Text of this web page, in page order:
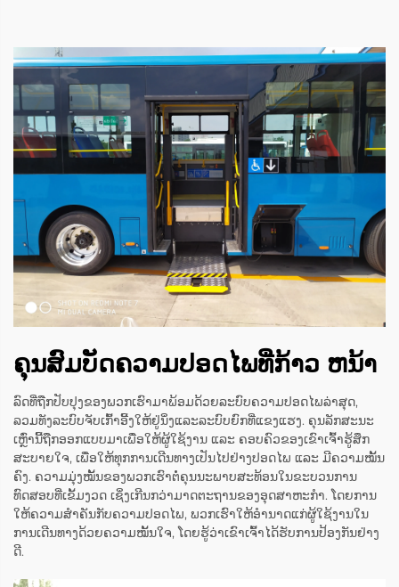
ຄຸນສົມບັດຄວາມປອດໄພທີ່ກ້າວ ຫນ້າ
ລົດທີ່ຖືກປັບປຸງຂອງພວກເຮົາມາພ້ອມດ້ວຍລະບົບຄວາມປອດໄພລ່າສຸດ,
ລວມທັງລະບົບຈັບເກົ້າອີ້ງໃຫ້ຢູ່ນິ່ງແລະລະບົບຍົກທີ່ແຂງແຮງ. ຄຸນລັກສະນະ
ເຫຼົ່ານີ້ຖືກອອກແບບມາເພື່ອໃຫ້ຜູ້ໃຊ້ງານ ແລະ ຄອບຄົວຂອງເຂົາເຈົ້າຮູ້ສຶກ
ສະບາຍໃຈ, ເພື່ອໃຫ້ທຸກການເດີນທາງເປັນໄປຢ່າງປອດໄພ ແລະ ມີຄວາມໝັ້ນ
ຄົງ. ຄວາມມຸ່ງໝັ້ນຂອງພວກເຮົາຕໍ່ຄຸນນະພາບສະທ້ອນໃນຂະບວນການ
ທົດສອບທີ່ເຂັ້ມງວດ ເຊິ່ງເກີນກວ່າມາດຕະຖານຂອງອຸດສາຫະກຳ. ໂດຍການ
ໃຫ້ຄວາມສຳຄັນກັບຄວາມປອດໄພ, ພວກເຮົາໃຫ້ອຳນາດແກ່ຜູ້ໃຊ້ງານໃນ
ການເດີນທາງດ້ວຍຄວາມໝັ້ນໃຈ, ໂດຍຮູ້ວ່າເຂົາເຈົ້າໄດ້ຮັບການປ້ອງກັນຢ່າງ
ດີ.